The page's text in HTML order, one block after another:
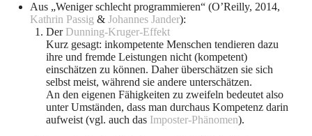
Aus „Weniger schlecht programmieren“ (O’Reilly, 2014,
Kathrin Passig & Johannes Jander):
Der Dunning-Kruger-Effekt
Kurz gesagt: inkompetente Menschen tendieren dazu
ihre und fremde Leistungen nicht (kompetent)
einschätzen zu können. Daher überschätzen sie sich
selbst meist, während sie andere unterschätzen.
An den eigenen Fähigkeiten zu zweifeln bedeutet also
unter Umständen, dass man durchaus Kompetenz darin
aufweist (vgl. auch das Imposter-Phänomen).